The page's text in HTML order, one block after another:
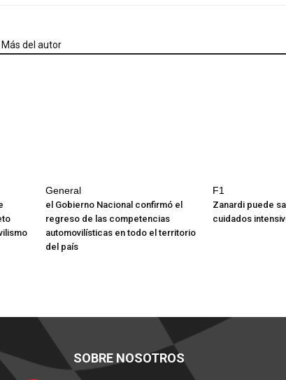
Más del autor
General
el Gobierno Nacional confirmó el
regreso de las competencias
automovilísticas en todo el territorio
del país
F1
Zanardi puede
cuidados
SOBRE NOSOTROS